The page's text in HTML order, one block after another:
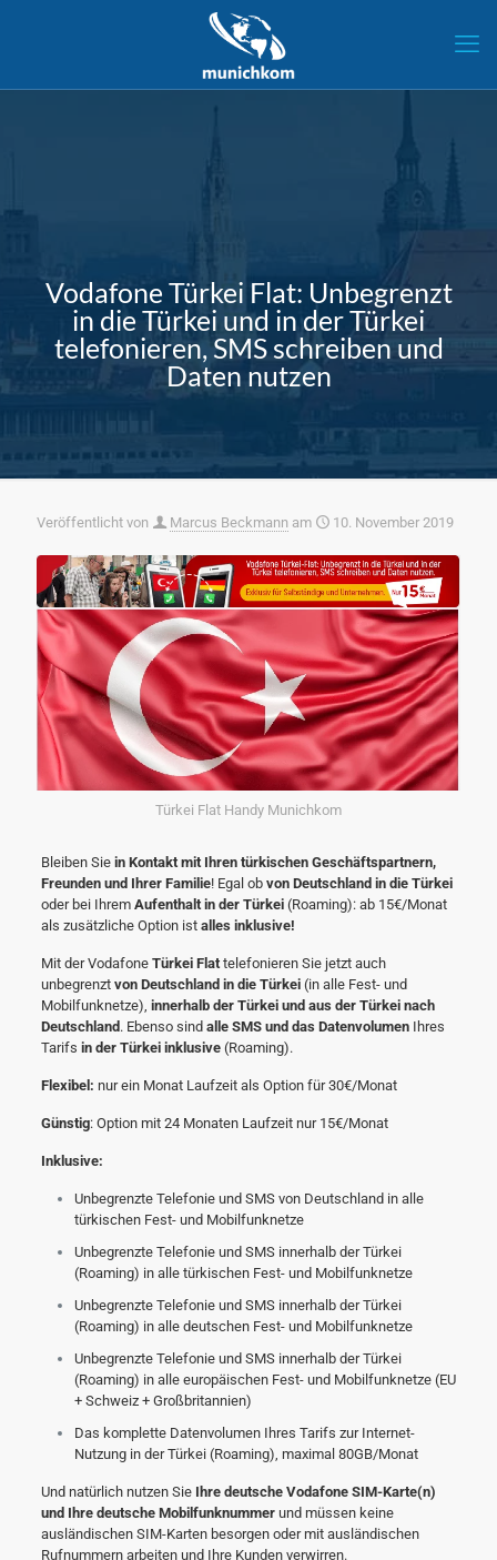
Vodafone Türkei Flat: Unbegrenzt
in die Türkei und in der Türkei
telefonieren, SMS schreiben und
Daten nutzen
Veröffentlicht von Marcus Beckmann am 10. November 2019
Türkei Flat Handy Munichkom
Bleiben Siein Kontakt mit Ihren türkischen Geschäftspartnern,
Freunden und Ihrer Familie! Egal ob von Deutschland in die Türkei
oder bei Ihrem Aufenthalt in der Türkei(Roaming): ab 15€/Monat
als zusätzliche Option ist alles inklusive!
Mit der Vodafone Türkei Flattelefonieren Sie jetzt auch
unbegrenzt von Deutschland in die Türkei(in alle Fest- und
Mobilfunknetze), innerhalb der Türkei und aus der Türkei nach
Deutschland . Ebenso sind alle SMS und das DatenvolumenIhres
Tarifs in der Türkei inklusive (Roaming).
Flexibel: nur ein Monat Laufzeit als Option für 30€/Monat
Günstig: Option mit 24 Monaten Laufzeit nur 15€/Monat
Inklusive:
Unbegrenzte Telefonie und SMS von Deutschland in alle
türkischen Fest- und Mobilfunknetze
Unbegrenzte Telefonie und SMS innerhalb der Türkei
(Roaming) in alle türkischen Fest- und Mobilfunknetze
Unbegrenzte Telefonie und SMS innerhalb der Türkei
(Roaming) in alle deutschen Fest- und Mobilfunknetze
Unbegrenzte Telefonie und SMS innerhalb der Türkei
(Roaming) in alle europäischen Fest- und Mobilfunknetze (EU
+ Schweiz + Großbritannien)
Das komplette Datenvolumen Ihres Tarifs zur Internet-
Nutzung in der Türkei (Roaming), maximal 80GB/Monat
Und natürlich nutzen Sie Ihre deutsche Vodafone SIM-Karte(n)
und Ihre deutsche Mobilfunknummerund müssen keine
ausländischen SIM-Karten besorgen oder mit ausländischen
Rufnummern arbeiten und Ihre Kunden verwirren.